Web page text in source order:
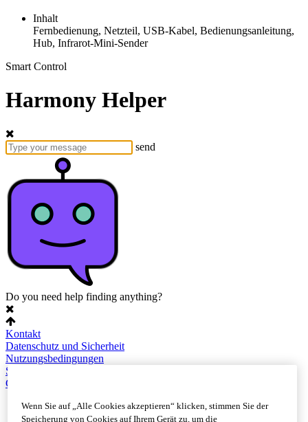
Inhalt
Fernbedienung, Netzteil, USB-Kabel, Bedienungsanleitung,
Hub, Infrarot-Mini-Sender
Smart Control
Harmony Helper
send
Do you need help finding anything?
Kontakt
Datenschutz und Sicherheit
Nutzungsbedingungen
Sitemap
Cookie-Einstellungen
Wenn Sie auf „Alle Cookies akzeptieren“ klicken, stimmen Sie der
Speicherung von Cookies auf Ihrem Gerät zu, um die